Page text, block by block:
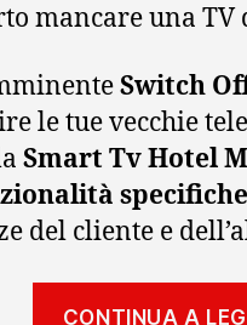
mancare una
Switch
le tue vecchie
Smart Tv Hotel
specifiche
del cliente e
CONTINUA A